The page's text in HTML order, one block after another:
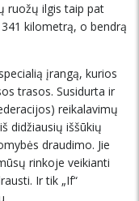
ruožų ilgis taip pat
kilometrą, o bendrą
įrangą, kurios
trasos. Susidurta ir
reikalavimų
didžiausių iššūkių
draudimo. Jie
rinkoje veikianti
Ir tik „If“